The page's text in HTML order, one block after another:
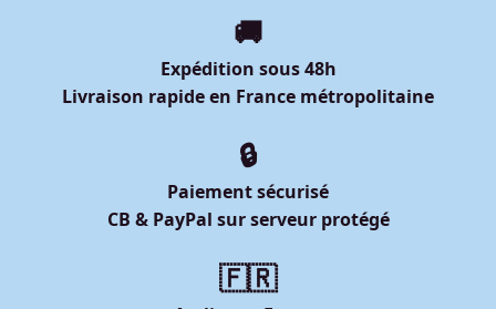
🚚
Expédition sous 48h
Livraison rapide en France métropolitaine
🔒
Paiement sécurisé
CB & PayPal sur serveur protégé
🇫🇷